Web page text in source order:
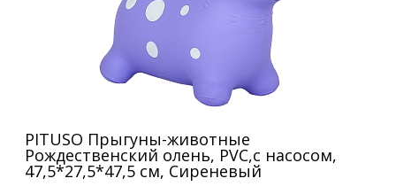
PITUSO Прыгуны-животные
Рождественский олень, PVC,с насосом,
47,5*27,5*47,5 см, Сиреневый